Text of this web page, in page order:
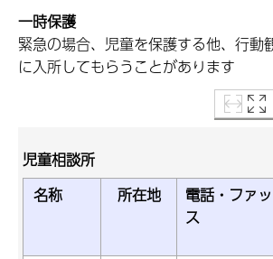
一時保護
緊急の場合、児童を保護する他、行動
に入所してもらうことがあります
児童相談所
名称
所在地
電話・ファ